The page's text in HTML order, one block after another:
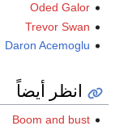
Oded Galor
Trevor Swan
Daron Acemoglu
انظر أيضاً
Boom and bust